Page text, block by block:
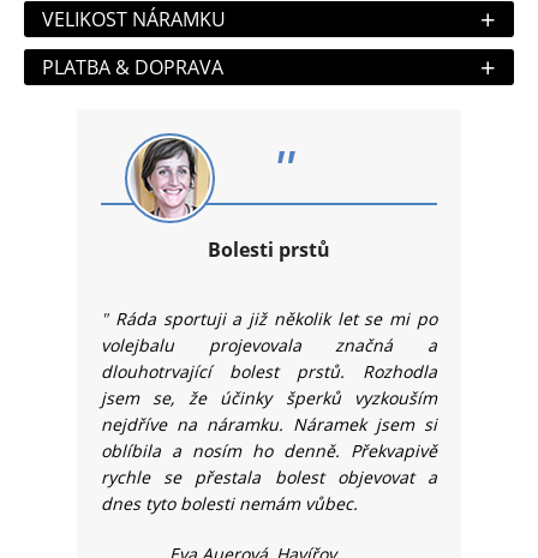
VELIKOST NÁRAMKU +
PLATBA & DOPRAVA +
"
Bolesti prstů
" Ráda sportuji a již několik let se mi po
volejbalu projevovala značná a
dlouhotrvající bolest prstů. Rozhodla
jsem se, že účinky šperků vyzkouším
nejdříve na náramku. Náramek jsem si
oblíbila a nosím ho denně. Překvapivě
rychle se přestala bolest objevovat a
dnes tyto bolesti nemám vůbec.